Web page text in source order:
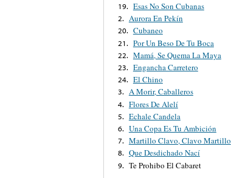
19. Esas No Son Cubanas
2. Aurora En Pekín
20. Cubaneo
21. Por Un Beso De Tu Boca
22. Mamá, Se Quema La Maya
23. Engancha Carretero
24. El Chino
3. A Morir, Caballeros
4. Flores De Alelí
5. Echale Candela
6. Una Copa Es Tu Ambición
7. Martillo Clavo, Clavo Martillo
8. Que Desdichado Nací
9. Te Prohibo El Cabaret